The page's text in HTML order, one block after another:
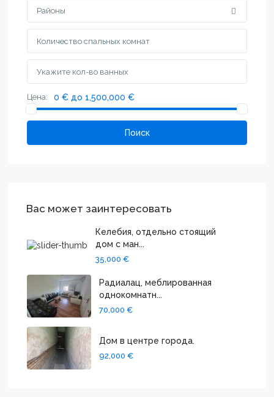
Районы
Цена: 0 € до 1,500,000 €
Поиск
Вас может заинтересовать
Келебия, отдельно стоящий
дом с ман...
35,000 €
Радиалац, меблированная
однокомнатн...
70,000 €
Дом в центре города.
92,000 €